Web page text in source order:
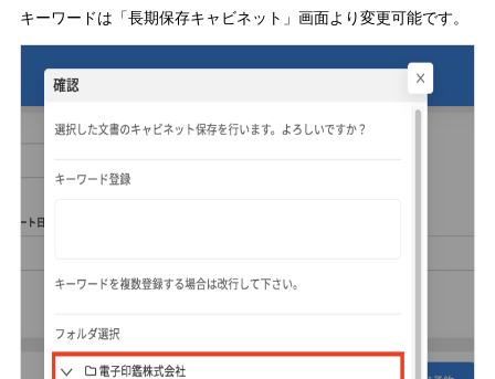
キーワードは「長期保存キャビネット」画面より変更可能です。